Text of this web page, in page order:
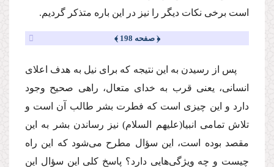
است برخى نكات دیگر را نیز در این باره متذكر گردیم.
﴿ صفحه 198 ﴾
پس از رسیدن به این نتیجه كه براى نیل به هدف اعلاى
انسانى، یعنى قرب به خداى متعال، راهى صحیح وجود
دارد و این چیزى است كه فطرت بشر طالب آن است و
تلاش تمامى انبیا(علیهم السلام)نیز رساندن بشر به این
مقصد بوده است، این سؤال مطرح مى‌شود كه این راه
چیست و چه ویژگى‌هایى دارد؟ پاسخ كلى این سؤال این